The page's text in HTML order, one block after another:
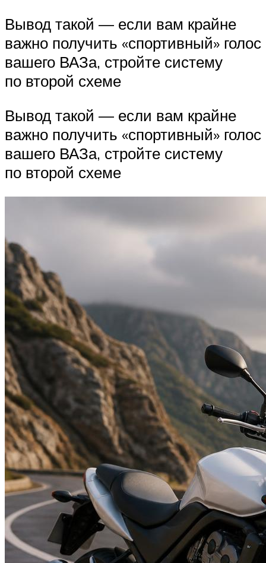
Вывод такой — если вам крайне
важно получить «спортивный» голос
вашего ВАЗа, стройте систему
по второй схеме
Вывод такой — если вам крайне
важно получить «спортивный» голос
вашего ВАЗа, стройте систему
по второй схеме